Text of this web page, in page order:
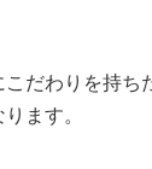
だわりを持ち
ます。